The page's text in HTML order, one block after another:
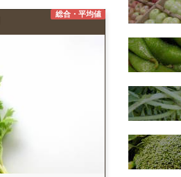
総合・平均値